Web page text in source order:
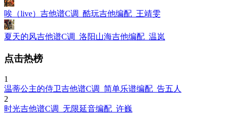
唉（live）吉他谱C调_酷玩吉他编配_王靖雯
夏天的风吉他谱C调_洛阳山海吉他编配_温岚
点击热榜
1
温蒂公主的侍卫吉他谱C调_简单乐谱编配_告五人
2
时光吉他谱C调_无限延音编配_许巍